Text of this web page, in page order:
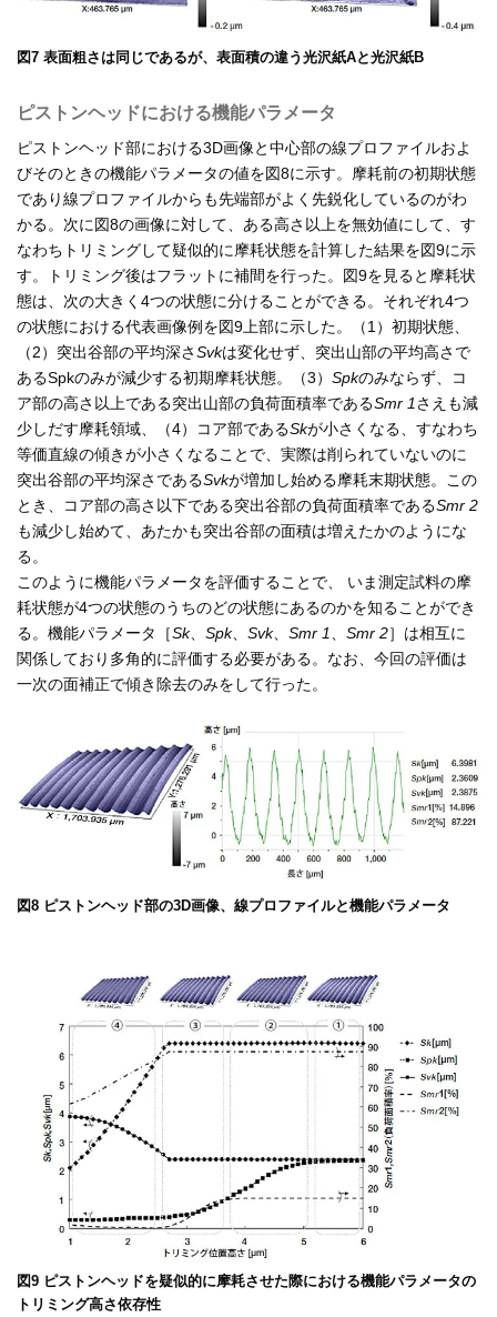
図7 表面粗さは同じであるが、表面積の違う光沢紙Aと光沢紙B
ピストンヘッドにおける機能パラメータ
ピストンヘッド部における3D画像と中心部の線プロファイルおよ
びそのときの機能パラメータの値を図8に示す。摩耗前の初期状態
であり線プロファイルからも先端部がよく先鋭化しているのがわ
かる。次に図8の画像に対して、ある高さ以上を無効値にして、す
なわちトリミングして疑似的に摩耗状態を計算した結果を図9に示
す。トリミング後はフラットに補間を行った。図9を見ると摩耗状
態は、次の大きく4つの状態に分けることができる。それぞれ4つ
の状態における代表画像例を図9上部に示した。（1）初期状態、
（2）突出谷部の平均深さSvkは変化せず、突出山部の平均高さで
あるSpkのみが減少する初期摩耗状態。（3） Spkのみならず、コ
ア部の高さ以上である突出山部の負荷面積率であるSmr 1さえも減
少しだす摩耗領域、（4）コア部であるSkが小さくなる、すなわち
等価直線の傾きが小さくなることで、実際は削られていないのに
突出谷部の平均深さであるSvkが増加し始める摩耗末期状態。この
とき、コア部の高さ以下である突出谷部の負荷面積率であるSmr 2
も減少し始めて、あたかも突出谷部の面積は増えたかのようにな
る。
このように機能パラメータを評価することで、 いま測定試料の摩
耗状態が4つの状態のうちのどの状態にあるのかを知ることができ
る。機能パラメータ［Sk、 Spk、 Svk、 Smr 1 Smr 2］は相互に
関係しており多角的に評価する必要がある。なお、今回の評価は
一次の面補正で傾き除去のみをして行った。
図8 ピストンヘッド部の3D画像、線プロファイルと機能パラメータ
図9 ピストンヘッドを疑似的に摩耗させた際における機能パラメータの
トリミング高さ依存性